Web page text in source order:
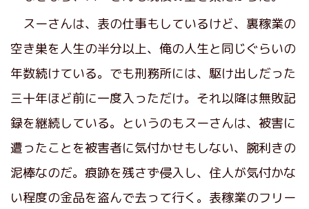
スーさんは、表の仕事もしているけど、裏稼業の
空き巣を人生の半分以上、俺の人生と同じぐらいの
年数続けている。でも刑務所には、駆け出しだった
三十年ほど前に一度入っただけ。それ以降は無敗記
録を継続している。というのもスーさんは、被害に
遭ったことを被害者に気付かせもしない、腕利きの
泥棒なのだ。痕跡を残さず侵入し、住人が気付かな
い程度の金品を盗んで去って行く。表稼業のフリー